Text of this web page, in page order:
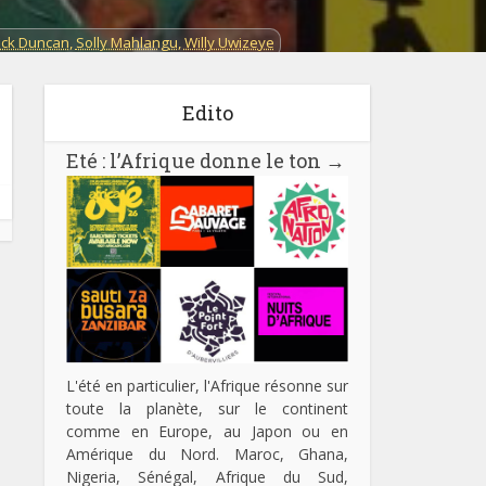
Duncan, Solly Mahlangu,Willy Uwizeye
Zimbabwe
Edito
Eté : l’Afrique donne le ton →
L'été en particulier, l'Afrique résonne sur
toute la planète, sur le continent
comme en Europe, au Japon ou en
Amérique du Nord. Maroc, Ghana,
Nigeria, Sénégal, Afrique du Sud,